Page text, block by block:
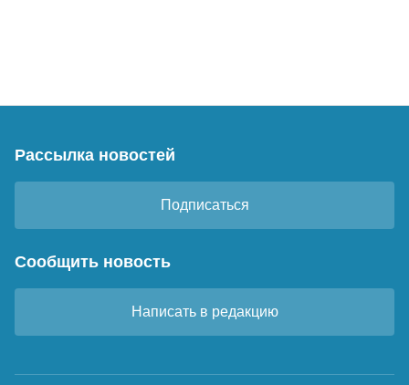
Рассылка новостей
Подписаться
Сообщить новость
Написать в редакцию